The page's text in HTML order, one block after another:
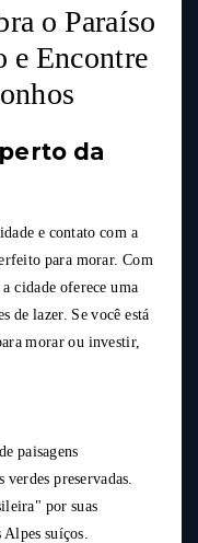
o Paraíso
e Encontre
da
e contato com a
para morar. Com
cidade oferece uma
de lazer. Se você está
morar ou investir,
paisagens
verdes preservadas.
por suas
Alpes suíços.